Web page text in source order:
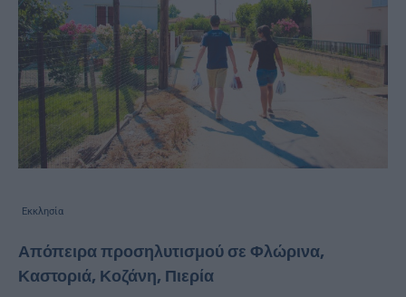
Εκκλησία
Απόπειρα προσηλυτισμού σε Φλώρινα,
Καστοριά, Κοζάνη, Πιερία